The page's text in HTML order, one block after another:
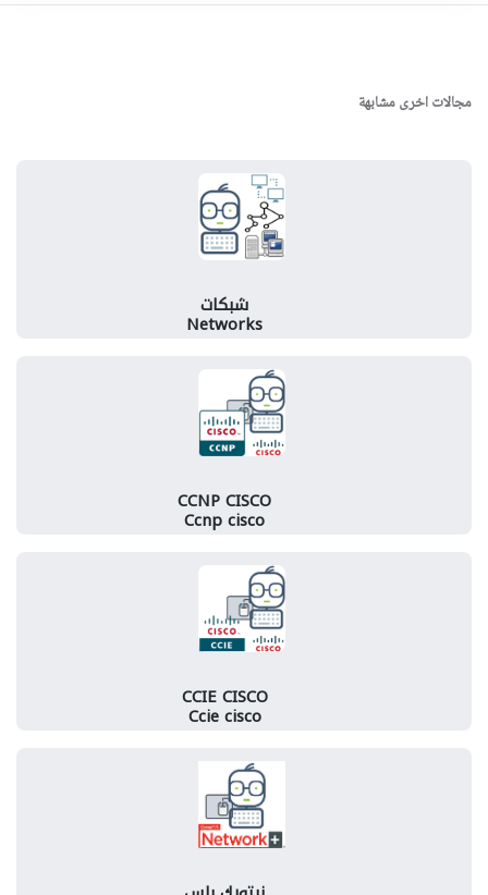
مجالات اخرى مشابهة
شبكات
Networks
CCNP CISCO
Ccnp cisco
CCIE CISCO
Ccie cisco